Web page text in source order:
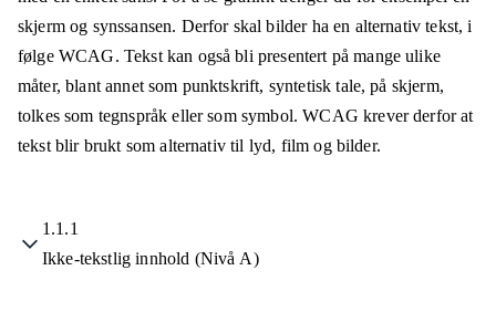
skjerm og synssansen. Derfor skal bilder ha en alternativ tekst, i
følge WCAG. Tekst kan også bli presentert på mange ulike
måter, blant annet som punktskrift, syntetisk tale, på skjerm,
tolkes som tegnspråk eller som symbol. WCAG krever derfor at
tekst blir brukt som alternativ til lyd, film og bilder.
1.1.1
Ikke-tekstlig innhold (Nivå A)